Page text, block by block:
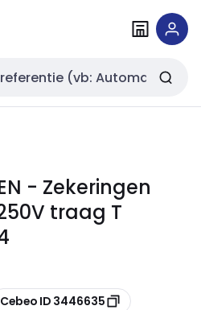
- Zekeringen
traag T
Cebeo ID 3446635